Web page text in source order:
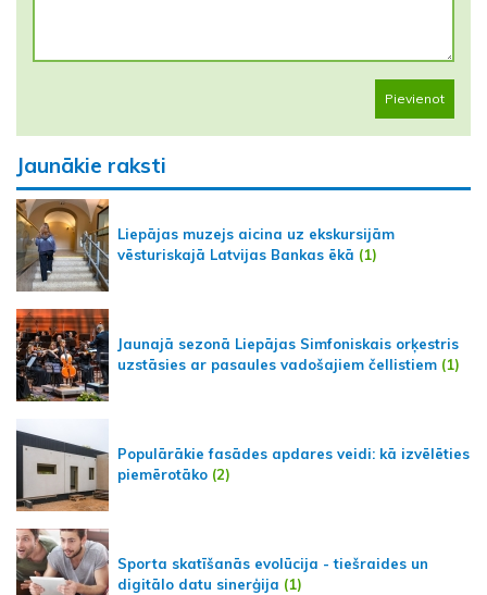
Pievienot
Jaunākie raksti
Liepājas muzejs aicina uz ekskursijām
vēsturiskajā Latvijas Bankas ēkā (1)
Jaunajā sezonā Liepājas Simfoniskais orķestris
uzstāsies ar pasaules vadošajiem čellistiem (1)
Populārākie fasādes apdares veidi: kā izvēlēties
piemērotāko (2)
Sporta skatīšanās evolūcija - tiešraides un
digitālo datu sinerģija (1)